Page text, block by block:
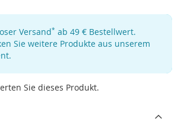
Versand* ab 49 € Bestellwert.
Sie weitere Produkte aus unserem
Sie dieses Produkt.